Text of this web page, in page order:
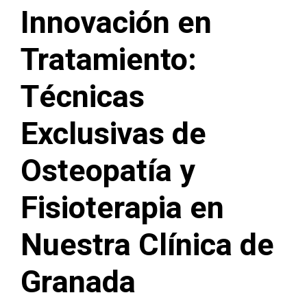
Innovación en
Tratamiento:
Técnicas
Exclusivas de
Osteopatía y
Fisioterapia en
Nuestra Clínica de
Granada